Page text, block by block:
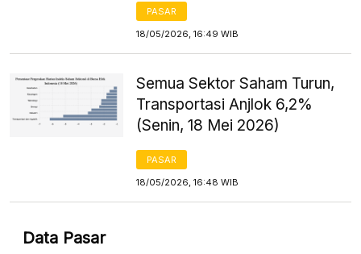
PASAR
18/05/2026, 16:49 WIB
Semua Sektor Saham Turun,
Transportasi Anjlok 6,2%
(Senin, 18 Mei 2026)
PASAR
18/05/2026, 16:48 WIB
Data Pasar